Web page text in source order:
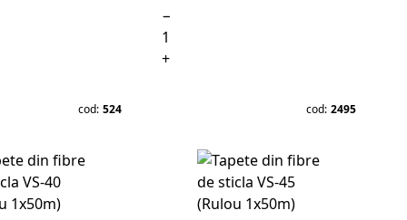
−
+
cod: 524 cod: 2495